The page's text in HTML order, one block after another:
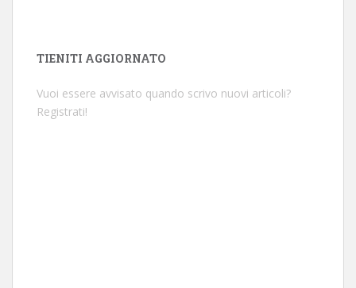
TIENITI AGGIORNATO
Vuoi essere avvisato quando scrivo nuovi articoli?
Registrati!